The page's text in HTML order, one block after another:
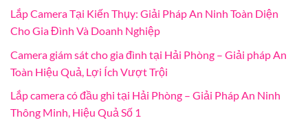
Lắp Camera Tại Kiến Thụy: Giải Pháp An Ninh Toàn Diện
Cho Gia Đình Và Doanh Nghiệp
Camera giám sát cho gia đình tại Hải Phòng – Giải pháp An
Toàn Hiệu Quả, Lợi Ích Vượt Trội
Lắp camera có đầu ghi tại Hải Phòng – Giải Pháp An Ninh
Thông Minh, Hiệu Quả Số 1